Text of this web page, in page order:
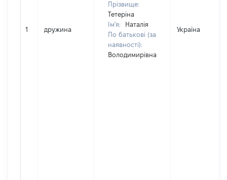
1 дружина
Прізвище:
Тетеріна
Ім'я:
Наталія
По батькові (за
наявності):
Володимирівна
Україна